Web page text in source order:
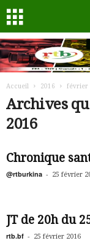
Accueil 2016 février
Archives
2016
Chronique
@rtburkina - 25 février
JT de 20h du
rtb.bf - 25 février 2016